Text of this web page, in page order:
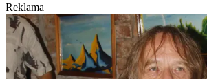
Reklama